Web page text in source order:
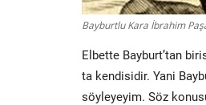
Bayburtlu Kara İbrahim
Elbette Bayburt’tan
ta kendisidir. Yani
söyleyeyim. Söz